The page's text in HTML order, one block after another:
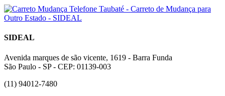
SIDEAL
Avenida marques de são vicente, 1619 - Barra Funda
São Paulo - SP - CEP: 01139-003
(11) 94012-7480